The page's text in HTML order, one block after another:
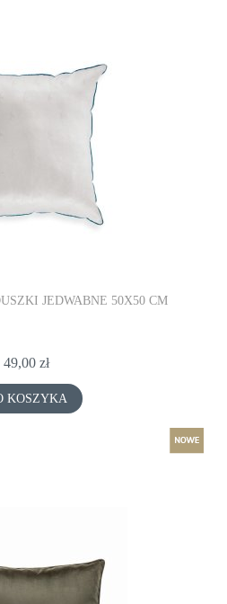
JEDWABNE 50X50 CM
49,00 zł
KOSZYKA